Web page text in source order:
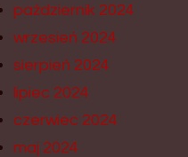
październik 2024
wrzesień 2024
sierpień 2024
lipiec 2024
czerwiec 2024
maj 2024